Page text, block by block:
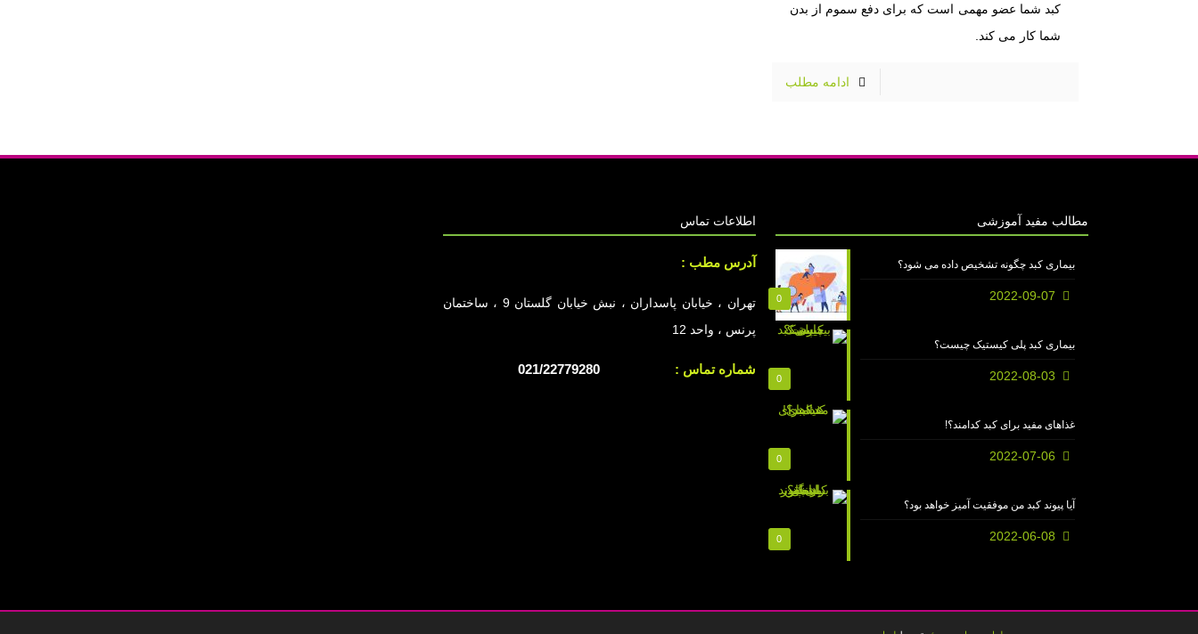
کبد شما عضو مهمی است که برای دفع سموم از بدن
شما کار می کند.
ادامه مطلب
مطالب مفید آموزشی
0
بیماری کبد چگونه تشخیص داده می شود؟
2022-09-07
0
بیماری کبد پلی کیستیک چیست؟
2022-08-03
0
غذاهای مفید برای کبد کدامند؟!
2022-07-06
0
آیا پیوند کبد من موفقیت آمیز خواهد بود؟
2022-06-08
اطلاعات تماس
آدرس مطب :
تهران ، خیابان پاسداران ، نبش خیابان گلستان 9 ، ساختمان
پرنس ، واحد 12
شماره تماس : 021/22779280